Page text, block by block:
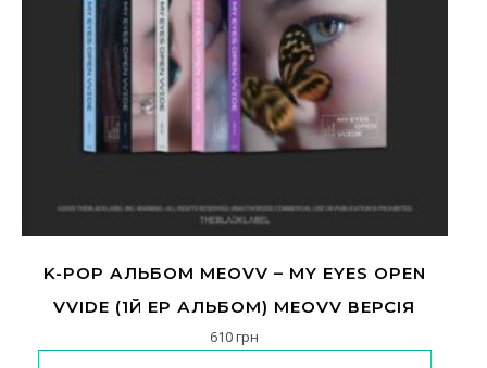
K-POP АЛЬБОМ MEOVV – MY EYES OPEN
VVIDE (1Й EP АЛЬБОМ) MEOVV ВЕРСІЯ
610грн